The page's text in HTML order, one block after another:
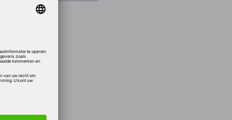
in
Het